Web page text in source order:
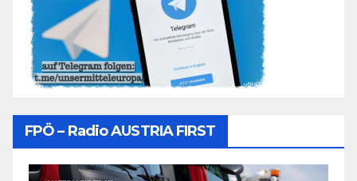
FPÖ – Radio AUSTRIA FIRST